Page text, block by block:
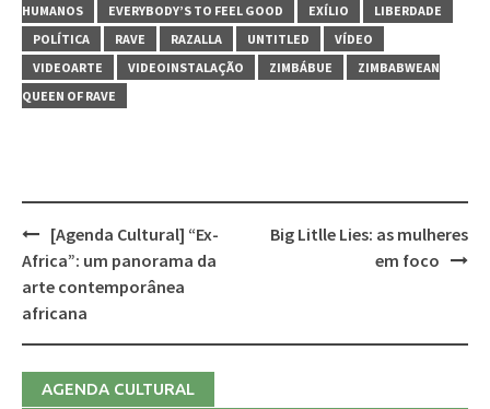
HUMANOS
EVERYBODY’S TO FEEL GOOD EXÍLIO
LIBERDADE
POLÍTICA
RAVE RAZALLA UNTITLED
VÍDEO
VIDEOARTE
VIDEOINSTALAÇÃO ZIMBÁBUE
ZIMBABWEAN
QUEEN OF RAVE
Post
navigation
[Agenda Cultural] “Ex-
Africa”: um panorama da
arte contemporânea
africana
Big Litlle Lies: as mulheres
em foco
AGENDA CULTURAL